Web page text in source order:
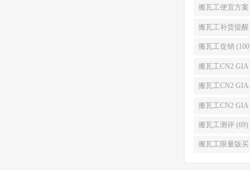
(132)
搬瓦工便宜方案
(128)
搬瓦工补货提醒
(106)
搬瓦工促销
搬瓦工CN2 GIA
便宜方案 (92)
搬瓦工CN2
E限量版 (84)
搬瓦工CN2 GIA
优惠 (82)
搬瓦工测评 (69)
搬瓦工限量版买